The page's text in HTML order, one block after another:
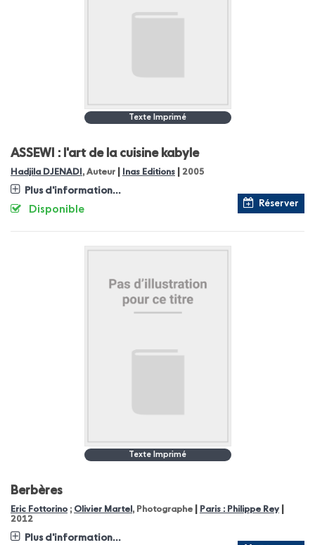
Texte Imprimé
ASSEWI : l'art de la cuisine kabyle
Hadjila DJENADI , Auteur Inas Editions 2005
Plus d'information...
Réserver
Disponible
Texte Imprimé
Berbères
Eric Fottorino ; Olivier Martel , Photographe Paris : Philippe Rey
2012
Plus d'information...